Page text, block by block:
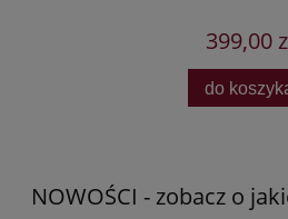
399,00
do
NOWOŚCI - zobacz o